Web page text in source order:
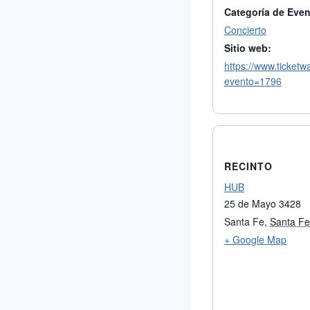
Categoría de
Concierto
Sitio web:
https://
evento=1796
RECINTO
HUB
25 de Mayo 3428
Santa Fe, Santa Fe
+ Google Map